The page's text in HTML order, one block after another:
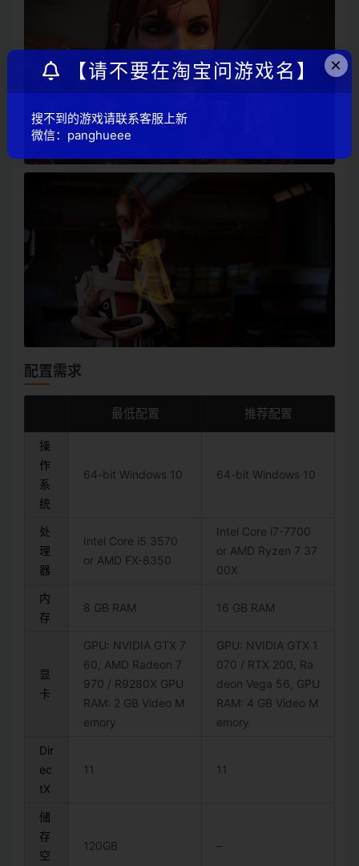
配置需求
最低配置 推荐配置
操
作
系
统
64-bit Windows 10 64-bit Windows 10
处
理
器
Intel Core i5 3570
or AMD FX-8350
Intel Core i7-7700
or AMD Ryzen 7 37
00X
内
存
8 GB RAM 16 GB RAM
显
卡
GPU: NVIDIA GTX 7
60, AMD Radeon 7
970 / R9280X GPU
RAM: 2 GB Video M
emory
GPU: NVIDIA GTX 1
070 / RTX 200, Ra
deon Vega 56, GPU
RAM: 4 GB Video M
emory
Dir
ec
tX
11 11
储
存
空
120GB –
×
【请不要在淘宝问游戏名】
搜不到的游戏请联系客服上新
微信：panghueee